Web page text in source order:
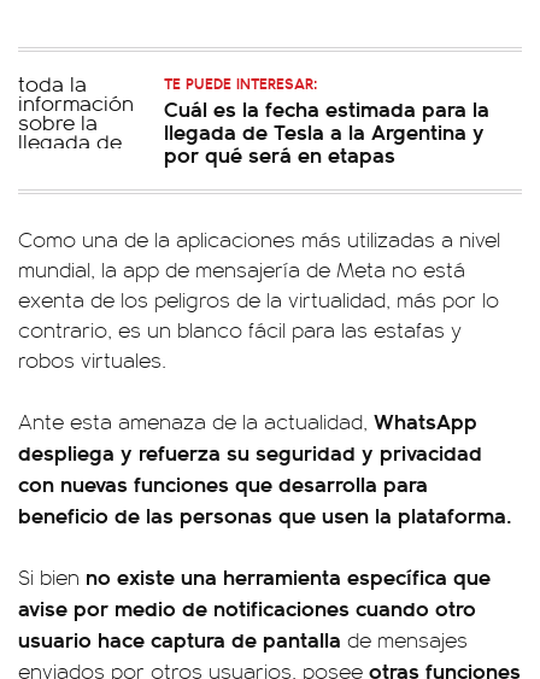
TE PUEDE INTERESAR:
Cuál es la fecha estimada para la
llegada de Tesla a la Argentina y
por qué será en etapas
Como una de la aplicaciones más utilizadas a nivel
mundial, la app de mensajería de Meta no está
exenta de los peligros de la virtualidad, más por lo
contrario, es un blanco fácil para las estafas y
robos virtuales.
Ante esta amenaza de la actualidad, WhatsApp
despliega y refuerza su seguridad y privacidad
con nuevas funciones que desarrolla para
beneficio de las personas que usen la plataforma.
Si bien no existe una herramienta específica que
avise por medio de notificaciones cuando otro
usuario hace captura de pantalla de mensajes
enviados por otros usuarios, posee otras funciones